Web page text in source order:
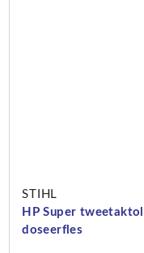
STIHL
HP Super
doseerfles